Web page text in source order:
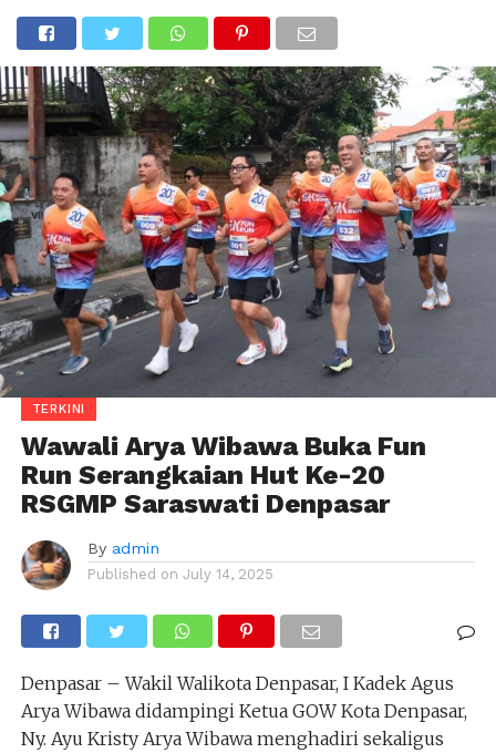
TERKINI
Wawali Arya Wibawa Buka Fun
Run Serangkaian Hut Ke-20
RSGMP Saraswati Denpasar
By admin
Published on July 14, 2025
Denpasar – Wakil Walikota Denpasar, I Kadek Agus
Arya Wibawa didampingi Ketua GOW Kota Denpasar,
Ny. Ayu Kristy Arya Wibawa menghadiri sekaligus